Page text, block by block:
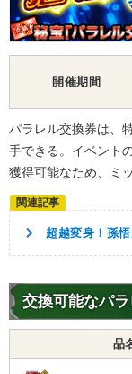
開催期間
パラレル交換券は、
手できる。イベント
獲得可能なため、ミ
超越変身！孫
交換可能なパ
品